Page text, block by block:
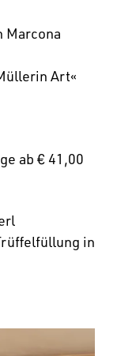
Marcona
Art«
ab € 41,00
in